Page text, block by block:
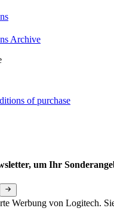
Archive
of purchase
um Ihr
Werbung von Logitech.